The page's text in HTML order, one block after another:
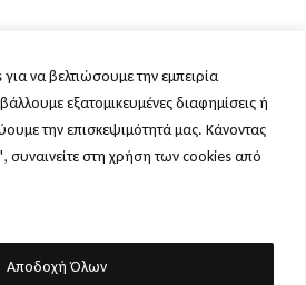
να βελτιώσουμε την εμπειρία
εξατομικευμένες διαφημίσεις ή
την επισκεψιμότητά μας. Κάνοντας
συναινείτε στη χρήση των cookies από
Αποδοχή Όλων
φθηνά αεροπορικα εισητήρια σε Ελλάδα και